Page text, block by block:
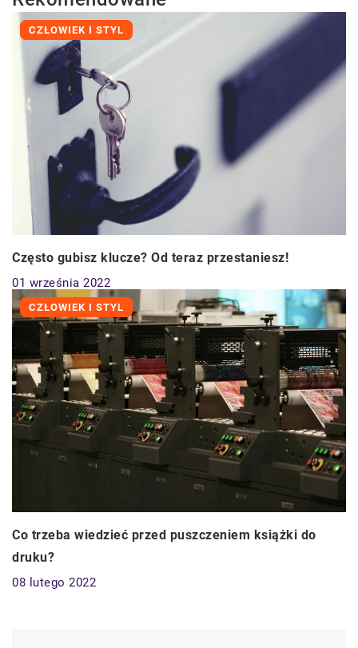
CZŁOWIEK I STYL
Często gubisz klucze? Od teraz przestaniesz!
01 września 2022
CZŁOWIEK I STYL
Co trzeba wiedzieć przed puszczeniem książki do
druku?
08 lutego 2022